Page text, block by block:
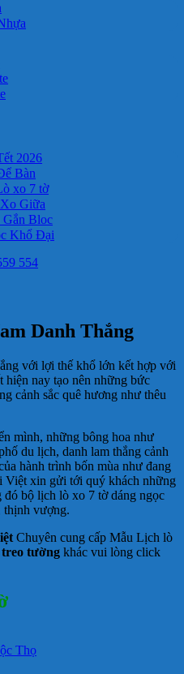
2026
Bàn
xo 7 tờ
Giữa
Bloc
Khổ Đại
554
Danh Thắng
với lợi thế khổ lớn kết hợp với
hiện nay tạo nên những bức
cảnh sắc quê hương như thêu
mình, những bông hoa như
du lịch, danh lam thắng cảnh
hành trình bốn mùa như đang
Việt xin gửi tới quý khách những
bộ lịch lò xo 7 tờ dáng ngọc
thịnh vượng.
Chuyên cung cấp Mẫu Lịch lò
tường khác vui lòng click